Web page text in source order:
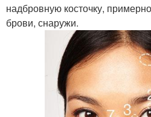
надбровную косточку,
брови, снаружи.